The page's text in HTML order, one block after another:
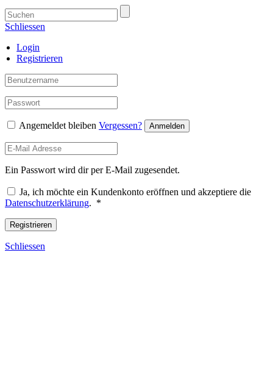
Schliessen
Login
Registrieren
Angemeldet bleiben Vergessen? Anmelden
Ein Passwort wird dir per E-Mail zugesendet.
Ja, ich möchte ein Kundenkonto eröffnen und akzeptiere die
Datenschutzerklärung. *
Registrieren
Schliessen